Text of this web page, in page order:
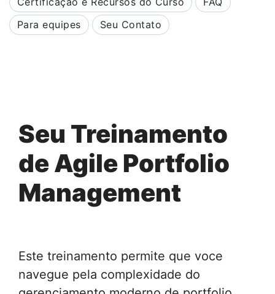
Para equipes
Seu Contato
Seu Treinamento
de Agile Portfolio
Management
Este treinamento permite que voce
navegue pela complexidade do